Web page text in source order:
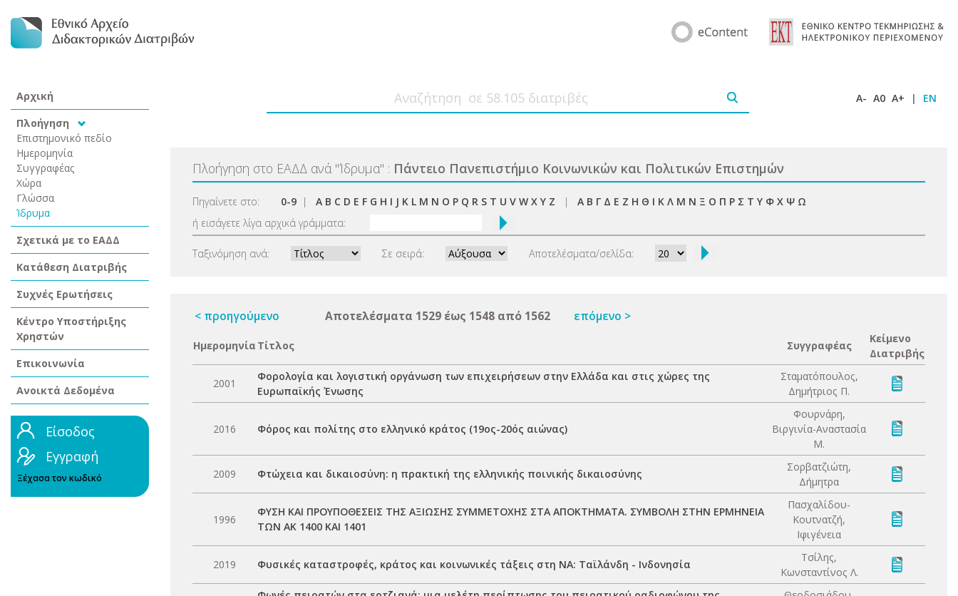
Αρχική
Πλοήγηση
Επιστημονικό πεδίο
Ημερομηνία
Συγγραφέας
Χώρα
Γλώσσα
Ίδρυμα
Σχετικά με το ΕΑΔΔ
Κατάθεση Διατριβής
Συχνές Ερωτήσεις
Κέντρο Υποστήριξης
Χρηστών
Επικοινωνία
Ανοικτά Δεδομένα
Είσοδος
Εγγραφή
Ξέχασα τον κωδικό
A- A0 A+ | EN
Πλοήγηση στο ΕΑΔΔ ανά "Ίδρυμα" : Πάντειο Πανεπιστήμιο Κοινωνικών και Πολιτικών Επιστημών
Πηγαίνετε στο: 0-9 | A B C D E F G H I J K L M N O P Q R S T U V W X Y Z | Α Β Γ Δ Ε Ζ Η Θ Ι Κ Λ Μ Ν Ξ Ο Π Ρ Σ Τ Υ Φ Χ Ψ Ω
ή εισάγετε λίγα αρχικά γράμματα:
Ταξινόμηση ανά: Σε σειρά: Αποτελέσματα/σελίδα:
< προηγούμενο Αποτελέσματα 1529 έως 1548 από 1562 επόμενο >
Ημερομηνία Τίτλος Συγγραφέας
Κείμενο
Διατριβής
2001
Φορολογία και λογιστική οργάνωση των επιχειρήσεων στην Ελλάδα και στις χώρες της
Ευρωπαϊκής Ένωσης
Σταματόπουλος,
Δημήτριος Π.
2016 Φόρος και πολίτης στο ελληνικό κράτος (19ος-20ός αιώνας)
Φουρνάρη,
Βιργινία-Αναστασία
Μ.
2009 Φτώχεια και δικαιοσύνη: η πρακτική της ελληνικής ποινικής δικαιοσύνης
Σορβατζιώτη,
Δήμητρα
1996
ΦΥΣΗ ΚΑΙ ΠΡΟΥΠΟΘΕΣΕΙΣ ΤΗΣ ΑΞΙΩΣΗΣ ΣΥΜΜΕΤΟΧΗΣ ΣΤΑ ΑΠΟΚΤΗΜΑΤΑ. ΣΥΜΒΟΛΗ ΣΤΗΝ ΕΡΜΗΝΕΙΑ
ΤΩΝ ΑΚ 1400 ΚΑΙ 1401
Πασχαλίδου-
Κουτνατζή,
Ιφιγένεια
2019 Φυσικές καταστροφές, κράτος και κοινωνικές τάξεις στη ΝΑ: Ταϊλάνδη - Ινδονησία
Τσίλης,
Κωνσταντίνος Λ.